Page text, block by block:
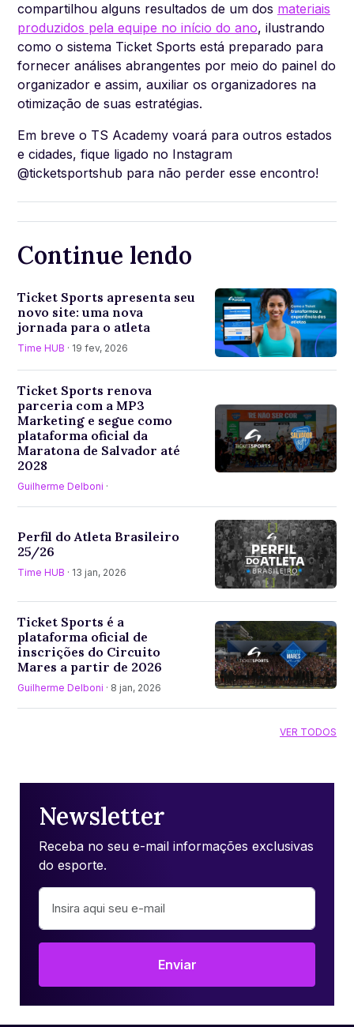
compartilhou alguns resultados de um dos materiais
produzidos pela equipe no início do ano, ilustrando
como o sistema Ticket Sports está preparado para
fornecer análises abrangentes por meio do painel do
organizador e assim, auxiliar os organizadores na
otimização de suas estratégias.
Em breve o TS Academy voará para outros estados
e cidades, fique ligado no Instagram
@ticketsportshub para não perder esse encontro!
Continue lendo
Ticket Sports apresenta seu
novo site: uma nova
jornada para o atleta
Time HUB · 19 fev, 2026
Ticket Sports renova
parceria com a MP3
Marketing e segue como
plataforma oficial da
Maratona de Salvador até
2028
Guilherme Delboni ·
Perfil do Atleta Brasileiro
25/26
Time HUB · 13 jan, 2026
Ticket Sports é a
plataforma oficial de
inscrições do Circuito
Mares a partir de 2026
Guilherme Delboni · 8 jan, 2026
VER TODOS
Newsletter
Receba no seu e-mail informações exclusivas
do esporte.
Enviar